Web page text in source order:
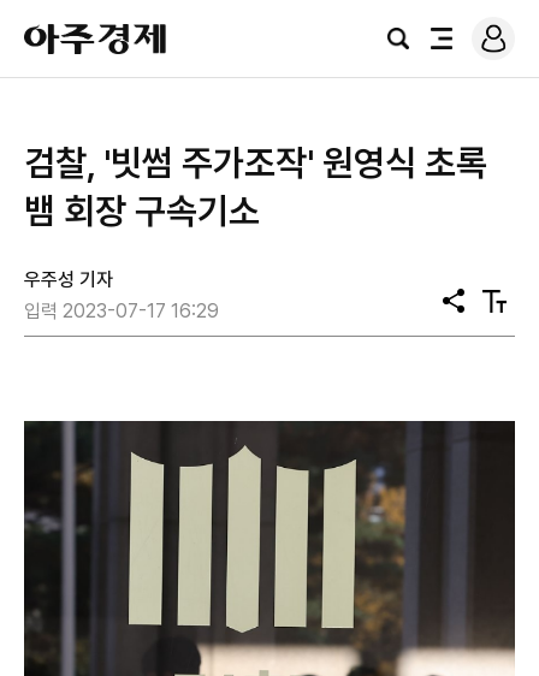
아
주
경
검
전
로
그
검찰, '빗썸 주가조작' 원영식 초록
뱀 회장 구속기소
우주성 기자
입력 2023-07-17 16:29
공
유
텍
스